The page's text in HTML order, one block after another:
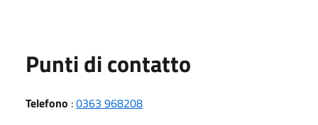
Punti di contatto
Telefono :0363 968208